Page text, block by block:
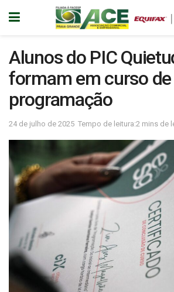
Alunos do PIC
formam em curso de
programação
24 de julho de 2025 Tempo de leitura:2 mins de